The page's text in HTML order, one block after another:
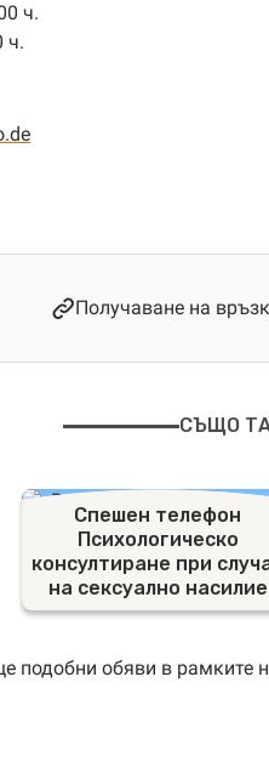
ч.
ч.
Получаване на
СЪЩО
Спешен телефон
Психологическо
консултиране при
на сексуално насилие
подобни обяви в рамките